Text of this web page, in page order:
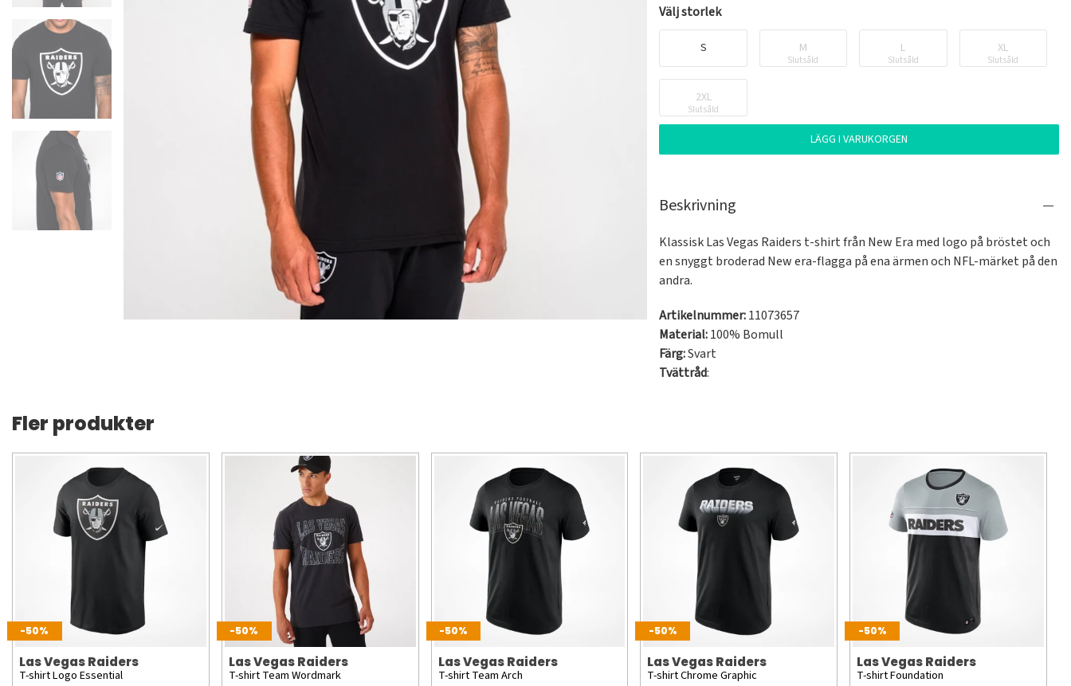
Välj storlek
S M
Slutsåld
L
Slutsåld
XL
Slutsåld
2XL
Slutsåld
LÄGG I VARUKORGEN
Beskrivning
Klassisk Las Vegas Raiders t-shirt från New Era med logo på bröstet och
en snyggt broderad New era-flagga på ena ärmen och NFL-märket på den
andra.
Artikelnummer:11073657
Material:100% Bomull
Färg:Svart
Tvättråd:
Fler produkter
-50%
Las Vegas Raiders
T-shirt Logo Essential
-50%
Las Vegas Raiders
T-shirt Team Wordmark
-50%
Las Vegas Raiders
T-shirt Team Arch
-50%
Las Vegas Raiders
T-shirt Chrome Graphic
-50%
Las Vegas Raiders
T-shirt Foundation